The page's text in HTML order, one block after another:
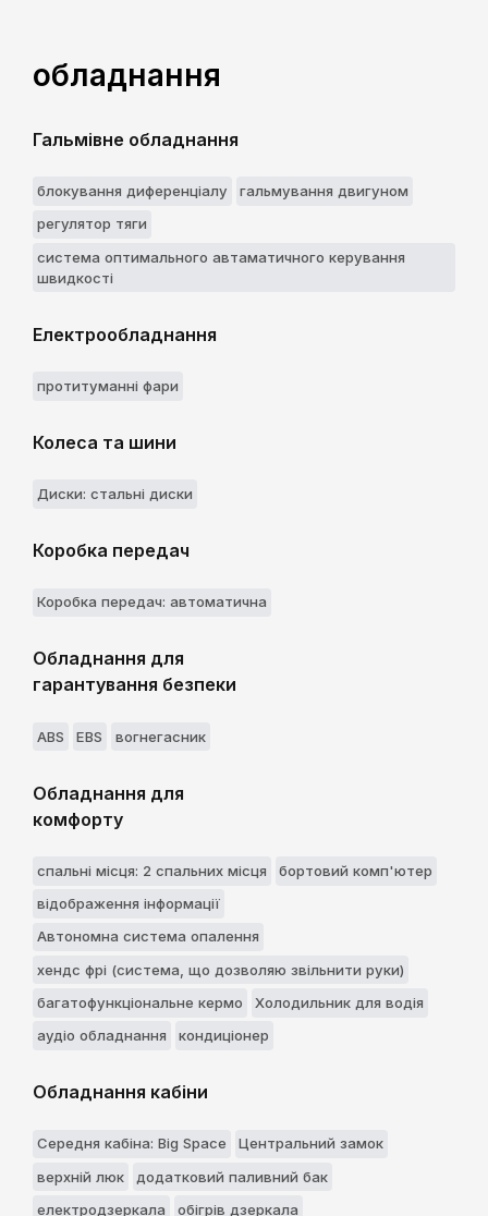
обладнання
Гальмівне обладнання
блокування диференціалу
гальмування двигуном
регулятор тяги
система оптимального автаматичного керування
швидкості
Електрообладнання
протитуманні фари
Колеса та шини
Диски: стальні диски
Коробка передач
Коробка передач: автоматична
Обладнання для
гарантування безпеки
ABS EBS вогнегасник
Обладнання для
комфорту
спальні місця: 2 спальних місця
бортовий комп'ютер
відображення інформації
Автономна система опалення
хендс фрі (система, що дозволяю звільнити руки)
багатофункціональне кермо
Холодильник для водія
аудіо обладнання
кондиціонер
Обладнання кабіни
Середня кабіна: Big Space
Центральний замок
верхній люк
додатковий паливний бак
електродзеркала
обігрів дзеркала